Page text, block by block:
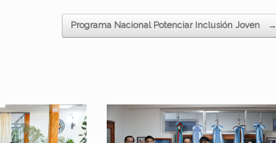
Programa Nacional Potenciar Inclusión Joven →